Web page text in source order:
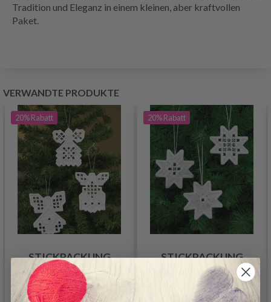
Tradition und Eleganz in einem kleinen, aber kraftvollen
Paket.
VERWANDTE PRODUKTE
20%Rabatt
STICKPACKUNG
ENGEL HARDANGER 3
STK X 10 X 9 CM
20%Rabatt
STICKPACKUNG
HARDANGER STERNE
X3 7,5X7,5 CM